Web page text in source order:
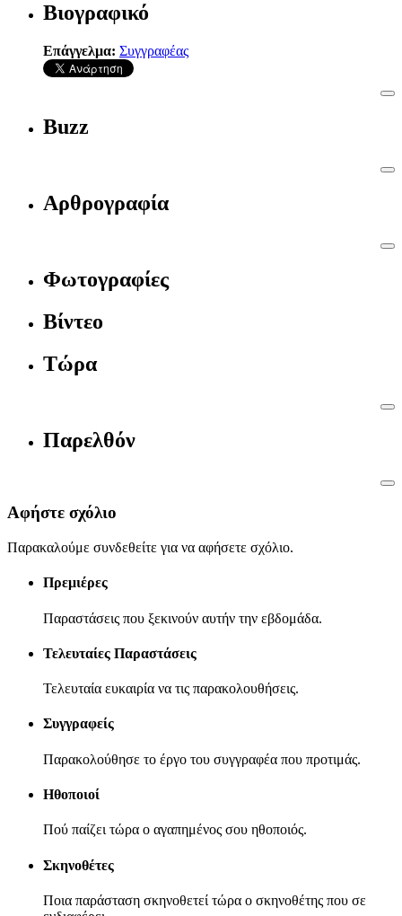
Βιογραφικό
Επάγγελμα: Συγγραφέας
Buzz
Αρθρογραφία
Φωτογραφίες
Βίντεο
Τώρα
Παρελθόν
Αφήστε σχόλιο
Παρακαλούμε συνδεθείτε για να αφήσετε σχόλιο.
Πρεμιέρες
Παραστάσεις που ξεκινούν αυτήν την εβδομάδα.
Τελευταίες Παραστάσεις
Τελευταία ευκαιρία να τις παρακολουθήσεις.
Συγγραφείς
Παρακολούθησε το έργο του συγγραφέα που προτιμάς.
Ηθοποιοί
Πού παίζει τώρα ο αγαπημένος σου ηθοποιός.
Σκηνοθέτες
Ποια παράσταση σκηνοθετεί τώρα ο σκηνοθέτης που σε